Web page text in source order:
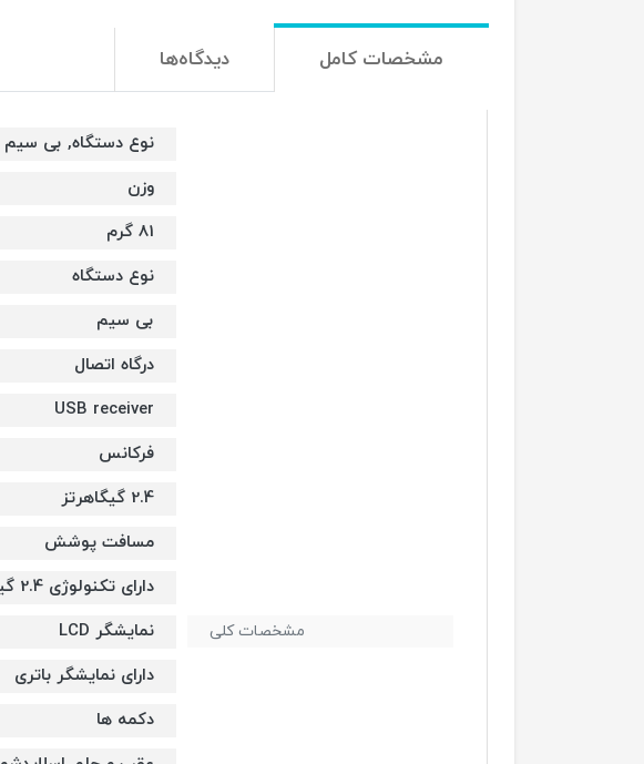
مشخصات کامل دیدگاه‌ها
مشخصات کلی
نوع دستگاه, بی سیم
وزن
81 گرم
نوع دستگاه
بی سیم
درگاه اتصال
USB receiver
فرکانس
2.4 گیگاهرتز
مسافت پوشش
دارای تکنولوژی 2.4 گیگاهرتز بی سیم با برد 15 متر برای راحتی در حرکت
نمایشگر LCD
دارای نمایشگر باتری
دکمه ها